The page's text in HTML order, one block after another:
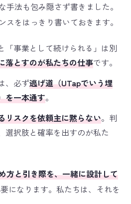
手法も包み隠さず書きました。
スをはっきり書いておきます。
「事業として続けられる」は別
落とすのが私たちの仕事です。
、必ず逃げ道（UTapでいう埋
を一本通す。
リスクを依頼主に黙らない。判
選択肢と確率を出すのが私た
方と引き際を、一緒に設計して
になります。私たちは、それを